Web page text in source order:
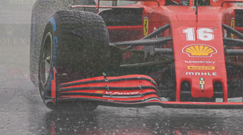
EXPOSICIÓN
CAMPEONATO
LEGALES